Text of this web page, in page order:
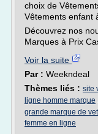
choix de
Vêtements enfant
Découvrez nos
Marques à Prix
Voir la suite
Par : Weekndeal
Thèmes liés : site
ligne homme marque
grande marque de
femme en ligne